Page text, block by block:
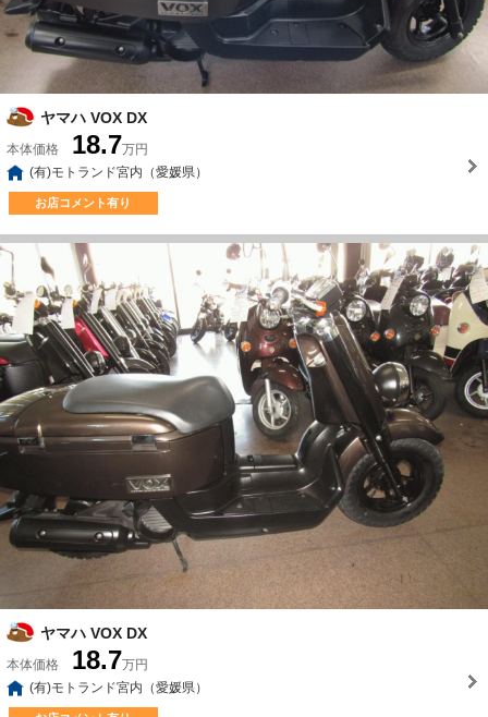
ヤマハ VOX DX
本体価格 18.7万円
(有)モトランド宮内（愛媛県）
お店コメント有り
ヤマハ VOX DX
本体価格 18.7万円
(有)モトランド宮内（愛媛県）